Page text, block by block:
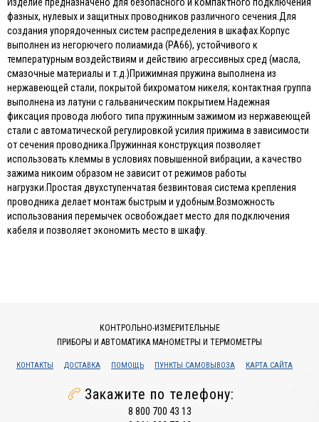
фазных, нулевых и защитных проводников различного сечения.Для
создания упорядоченных систем распределения в шкафах.Корпус
выполнен из негорючего полиамида (PA66), устойчивого к
температурным воздействиям и действию агрессивных сред (масла,
смазочные материалы и т.д.)Прижимная пружина выполнена из
нержавеющей стали, покрытой бихроматом никеля; контактная группа
выполнена из латуни с гальваническим покрытием.Надежная
фиксация провода любого типа пружинным зажимом из нержавеющей
стали с автоматической регулировкой усилия прижима в зависимости
от сечения проводника.Пружинная конструкция позволяет
использовать клеммы в условиях повышенной вибрации, а качество
зажима никоим образом не зависит от режимов работы
нагрузки.Простая двухступенчатая безвинтовая система крепления
проводника делает монтаж быстрым и удобным.Возможность
использования перемычек освобождает место для подключения
кабеля и позволяет экономить место в шкафу.
КОНТРОЛЬНО-ИЗМЕРИТЕЛЬНЫЕ
ПРИБОРЫ И АВТОМАТИКА МАНОМЕТРЫ И ТЕРМОМЕТРЫ
КОНТАКТЫ ДОСТАВКА ПОМОЩЬ ПУНКТЫ САМОВЫВОЗА КАРТА САЙТА
Закажите по телефону:
8 800 700 43 13